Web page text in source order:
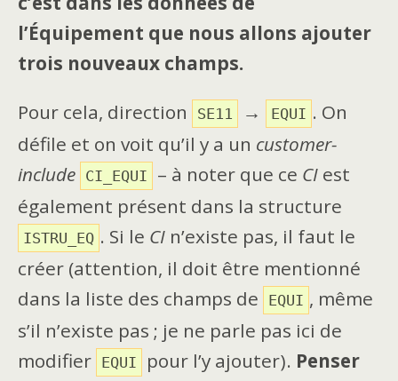
l’Équipement que nous allons ajouter
trois nouveaux champs.
Pour cela, direction
SE11 → EQUI . On
défile et on voit qu’il y a un customer-
include CI_EQUI – à noter que ce CI est
également présent dans la structure
ISTRU_EQ . Si le CI n’existe pas, il faut le
créer (attention, il doit être mentionné
dans la liste des champs de
EQUI , même
s’il n’existe pas ; je ne parle pas ici de
modifier EQUI pour l’y ajouter). Penser